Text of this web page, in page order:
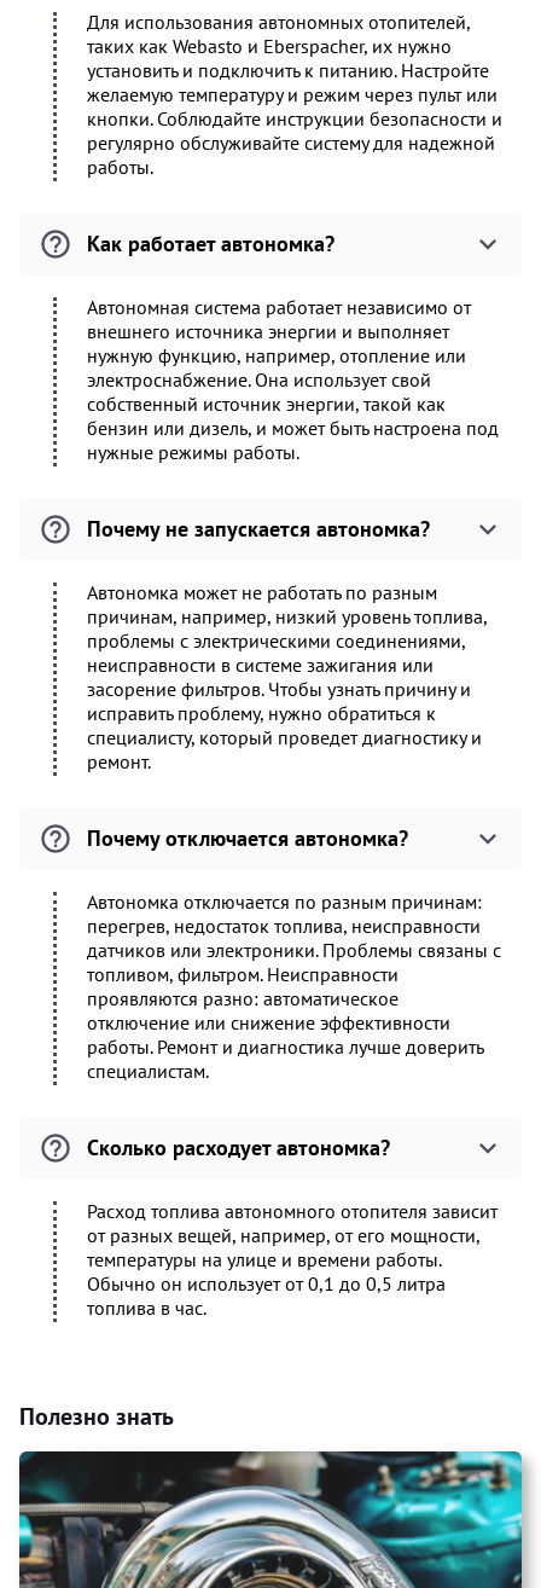
Для использования автономных отопителей,
таких как Webasto и Eberspacher, их нужно
установить и подключить к питанию. Настройте
желаемую температуру и режим через пульт или
кнопки. Соблюдайте инструкции безопасности и
регулярно обслуживайте систему для надежной
работы.
Как работает автономка?
Автономная система работает независимо от
внешнего источника энергии и выполняет
нужную функцию, например, отопление или
электроснабжение. Она использует свой
собственный источник энергии, такой как
бензин или дизель, и может быть настроена под
нужные режимы работы.
Почему не запускается автономка?
Автономка может не работать по разным
причинам, например, низкий уровень топлива,
проблемы с электрическими соединениями,
неисправности в системе зажигания или
засорение фильтров. Чтобы узнать причину и
исправить проблему, нужно обратиться к
специалисту, который проведет диагностику и
ремонт.
Почему отключается автономка?
Автономка отключается по разным причинам:
перегрев, недостаток топлива, неисправности
датчиков или электроники. Проблемы связаны с
топливом, фильтром. Неисправности
проявляются разно: автоматическое
отключение или снижение эффективности
работы. Ремонт и диагностика лучше доверить
специалистам.
Сколько расходует автономка?
Расход топлива автономного отопителя зависит
от разных вещей, например, от его мощности,
температуры на улице и времени работы.
Обычно он использует от 0,1 до 0,5 литра
топлива в час.
Полезно знать